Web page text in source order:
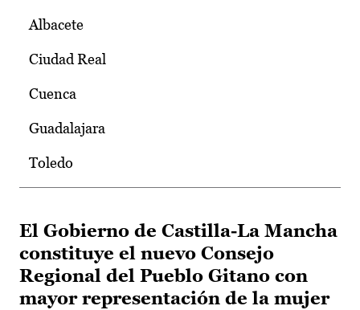
Albacete
Ciudad Real
Cuenca
Guadalajara
Toledo
El Gobierno de Castilla-La Mancha
constituye el nuevo Consejo
Regional del Pueblo Gitano con
mayor representación de la mujer